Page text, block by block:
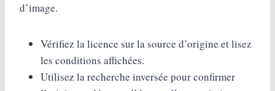
d’image.
Vérifiez la licence sur la source d’origine et lisez
les conditions affichées.
Utilisez la recherche inversée pour confirmer